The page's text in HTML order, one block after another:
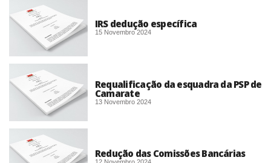
IRS dedução específica
15 Novembro 2024
Requalificação da esquadra da PSP de
Camarate
13 Novembro 2024
Redução das Comissões Bancárias